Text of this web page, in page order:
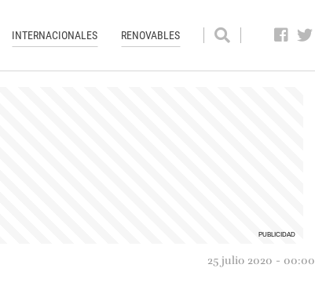
INTERNACIONALES RENOVABLES
25 julio 2020 - 00:00